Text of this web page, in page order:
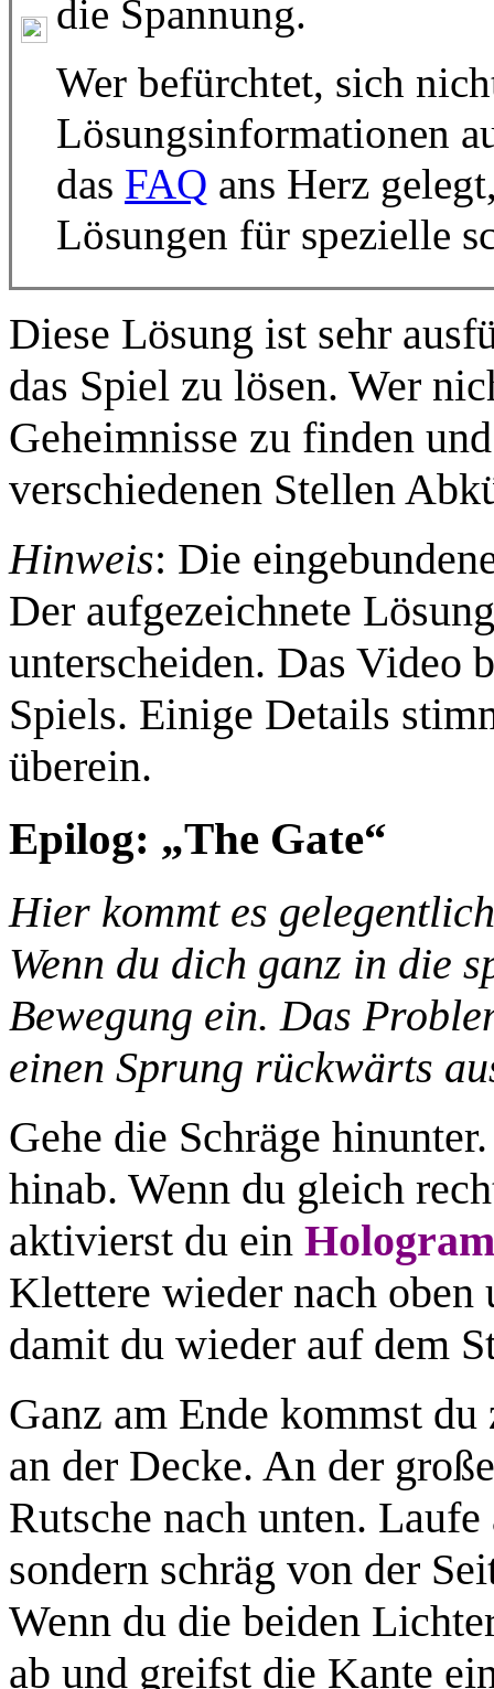
die Spannung.
Wer befürchtet, sich
Lösungsinformationen
das FAQ ans Herz
Lösungen für spezielle
Diese Lösung ist sehr
das Spiel zu lösen. Wer
Geheimnisse zu finden
verschiedenen Stellen
Hinweis: Die
Der aufgezeichnete
unterscheiden. Das Video
Spiels. Einige Details
überein.
Epilog: „The Gate“
Hier kommt es
Wenn du dich ganz in die
Bewegung ein. Das
einen Sprung rückwärts
Gehe die Schräge
hinab. Wenn du gleich
aktivierst du ein
Klettere wieder nach
damit du wieder auf dem
Ganz am Ende kommst
an der Decke. An der
Rutsche nach unten.
sondern schräg von der
Wenn du die beiden
ab und greifst die Kante